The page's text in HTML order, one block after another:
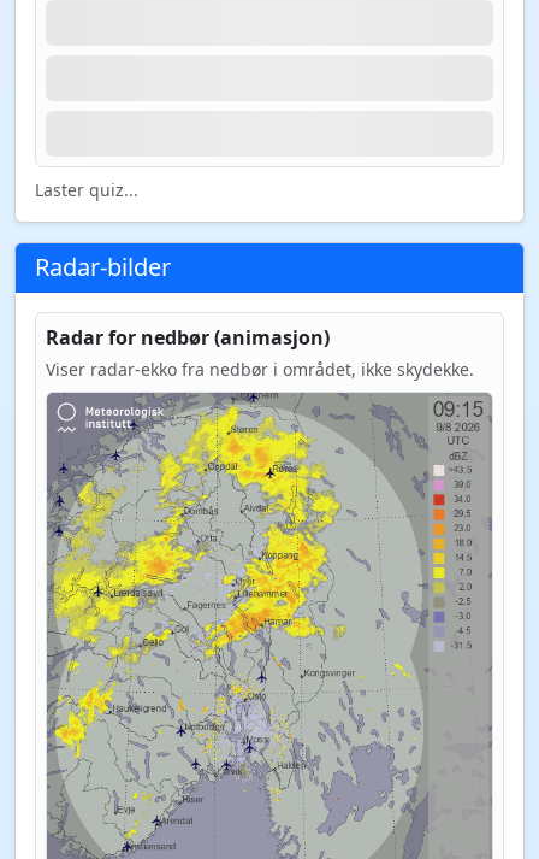
Laster quiz...
Radar-bilder
Radar for nedbør (animasjon)
Viser radar-ekko fra nedbør i området, ikke skydekke.